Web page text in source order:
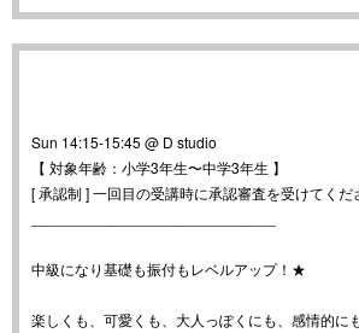
Sun 14:15-15:45 @ D studio
【 対象年齢：小学3年生〜中学3年生 】
[ 承認制 ] 一回目の受講時に承認審査を受けてくだ
中級になり基礎も振付もレベルアップ！★
楽しくも、可愛くも、大人っぽくにも、感情的にも